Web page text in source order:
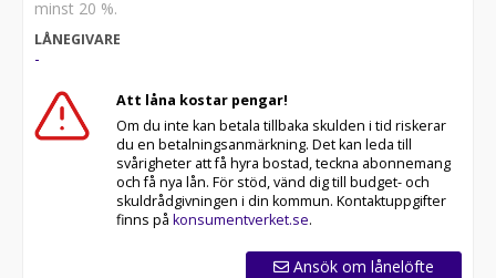
minst 20 %.
LÅNEGIVARE
-
Att låna kostar pengar!
Om du inte kan betala tillbaka skulden i tid riskerar
du en betalningsanmärkning. Det kan leda till
svårigheter att få hyra bostad, teckna abonnemang
och få nya lån. För stöd, vänd dig till budget- och
skuldrådgivningen i din kommun. Kontaktuppgifter
finns på konsumentverket.se.
Ansök om lånelöfte